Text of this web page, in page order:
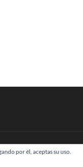
|WordPress| © Todos los
por él, aceptas su uso.